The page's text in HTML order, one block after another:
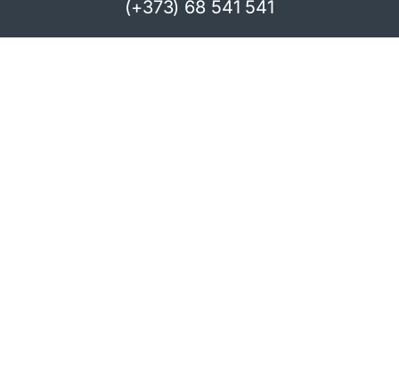
(+373) 68 541 541